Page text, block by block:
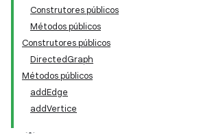
Construtores públicos
Métodos públicos
Construtores públicos
DirectedGraph
Métodos públicos
addEdge
addVertice